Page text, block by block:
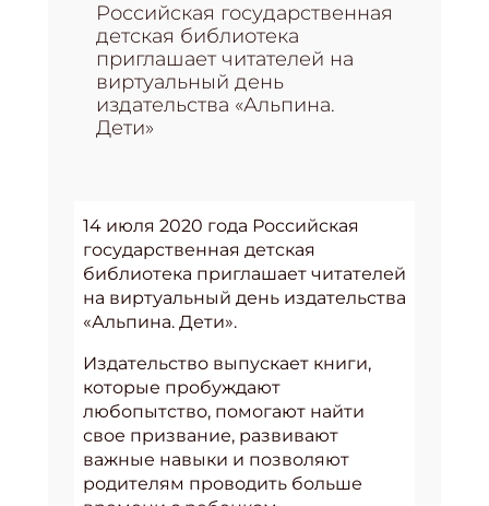
Российская государственная
детская библиотека
приглашает читателей на
виртуальный день
издательства «Альпина.
Дети»
14 июля 2020 года Российская
государственная детская
библиотека приглашает читателей
на виртуальный день издательства
«Альпина. Дети».
Издательство выпускает книги,
которые пробуждают
любопытство, помогают найти
свое призвание, развивают
важные навыки и позволяют
родителям проводить больше